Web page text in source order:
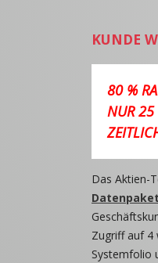
KUNDE
80 %
NUR 25
Das Aktien-
Zugriff auf 4
Systemfolio